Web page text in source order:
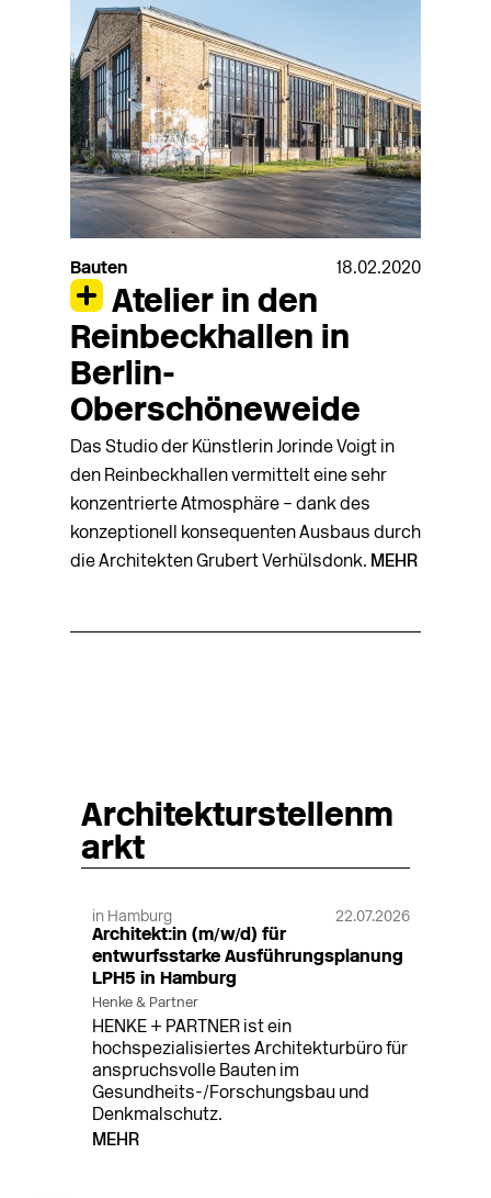
Bauten 18.02.2020
Atelier in den
Reinbeckhallen in
Berlin-
Oberschöneweide
Das Studio der Künstlerin Jorinde Voigt in
den Reinbeckhallen vermittelt eine sehr
konzentrierte Atmosphäre – dank des
konzeptionell konsequenten Ausbaus durch
die Architekten Grubert Verhülsdonk. MEHR
Architekturstellenm
arkt
in Hamburg 22.07.2026
Architekt:in (m/w/d) für
entwurfsstarke Ausführungsplanung
LPH5 in Hamburg
Henke & Partner
HENKE + PARTNER ist ein
hochspezialisiertes Architekturbüro für
anspruchsvolle Bauten im
Gesundheits-/Forschungsbau und
Denkmalschutz.
MEHR